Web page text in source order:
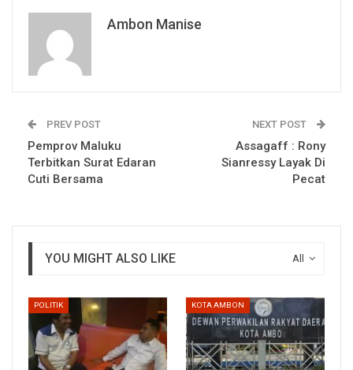
Ambon Manise
PREV POST
Pemprov Maluku
Terbitkan Surat Edaran
Cuti Bersama
NEXT POST
Assagaff : Rony
Sianressy Layak Di
Pecat
All
YOU MIGHT ALSO LIKE
POLITIK KOTA AMBON